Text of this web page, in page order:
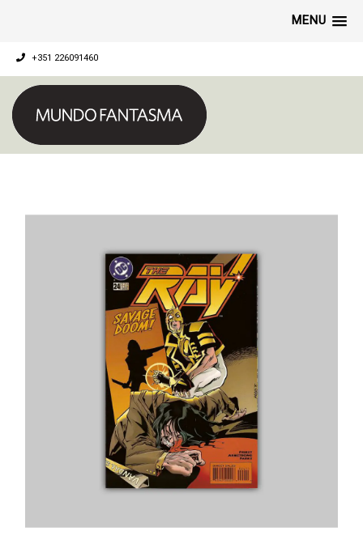
MENU
+351 226091460